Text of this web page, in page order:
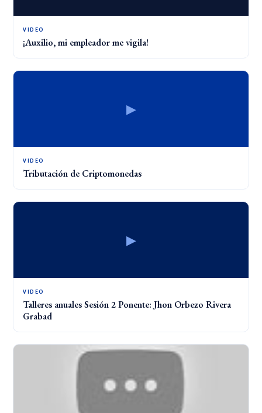
VIDEO
¡Auxilio, mi empleador me vigila!
▶
VIDEO
Tributación de Criptomonedas
▶
VIDEO
Talleres anuales Sesión 2 Ponente: Jhon Orbezo Rivera
Grabad